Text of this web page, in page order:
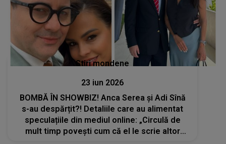
Stiri mondene
23 iun 2026
BOMBĂ ÎN SHOWBIZ! Anca Serea și Adi Sînă
s-au despărțit?! Detaliile care au alimentat
speculațiile din mediul online: „Circulă de
mult timp povești cum că el le scrie altor